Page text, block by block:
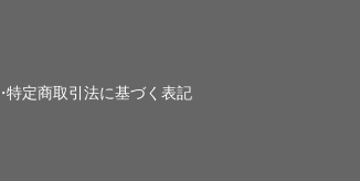
特定商取引法に基づく表記